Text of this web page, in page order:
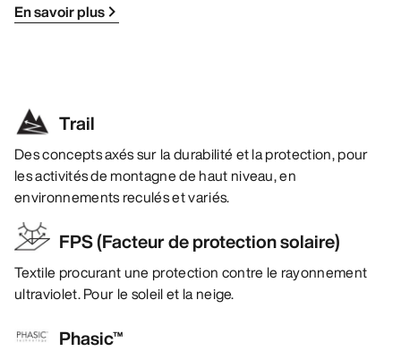
En savoir plus
Trail
Des concepts axés sur la durabilité et la protection, pour
les activités de montagne de haut niveau, en
environnements reculés et variés.
FPS (Facteur de protection solaire)
Textile procurant une protection contre le rayonnement
ultraviolet. Pour le soleil et la neige.
Phasic™